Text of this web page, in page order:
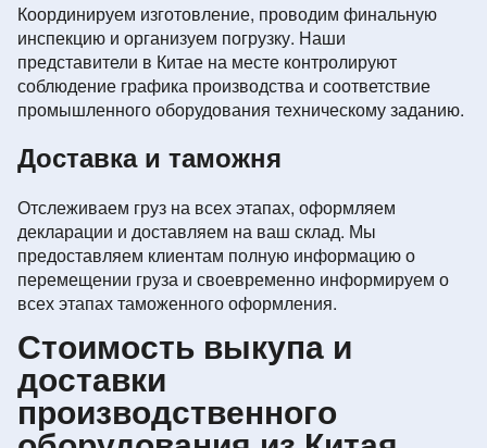
Координируем изготовление, проводим финальную
инспекцию и организуем погрузку. Наши
представители в Китае на месте контролируют
соблюдение графика производства и соответствие
промышленного оборудования техническому заданию.
Доставка и таможня
Отслеживаем груз на всех этапах, оформляем
декларации и доставляем на ваш склад. Мы
предоставляем клиентам полную информацию о
перемещении груза и своевременно информируем о
всех этапах таможенного оформления.
Стоимость выкупа и
доставки
производственного